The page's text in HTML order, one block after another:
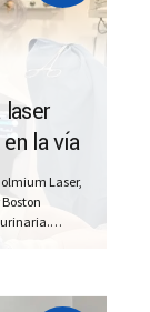
la vía
Laser,